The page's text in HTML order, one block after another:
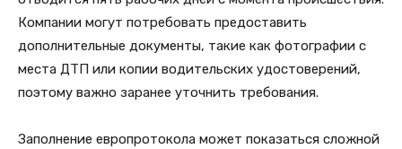
Компании могут потребовать предоставить
дополнительные документы, такие как фотографии с
места ДТП или копии водительских удостоверений,
поэтому важно заранее уточнить требования.
Заполнение европротокола может показаться сложной